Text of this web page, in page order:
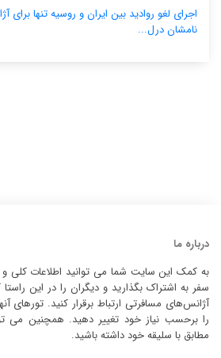
اجرای لغو روادید بین ایران و روسیه تنها برای
نامشان درل...
درباره ما
به کمک این سایت شما می توانید اطلاعات کلی
سفر به اشتراک بگذارید و دیگران را در این
آژانس‌های مسافرتی ارتباط برقرار کنید. تورهای
را برحسب نیاز خود تغییر دهید. همچنین می
مطابق با سلیقه خود داشته باشید.